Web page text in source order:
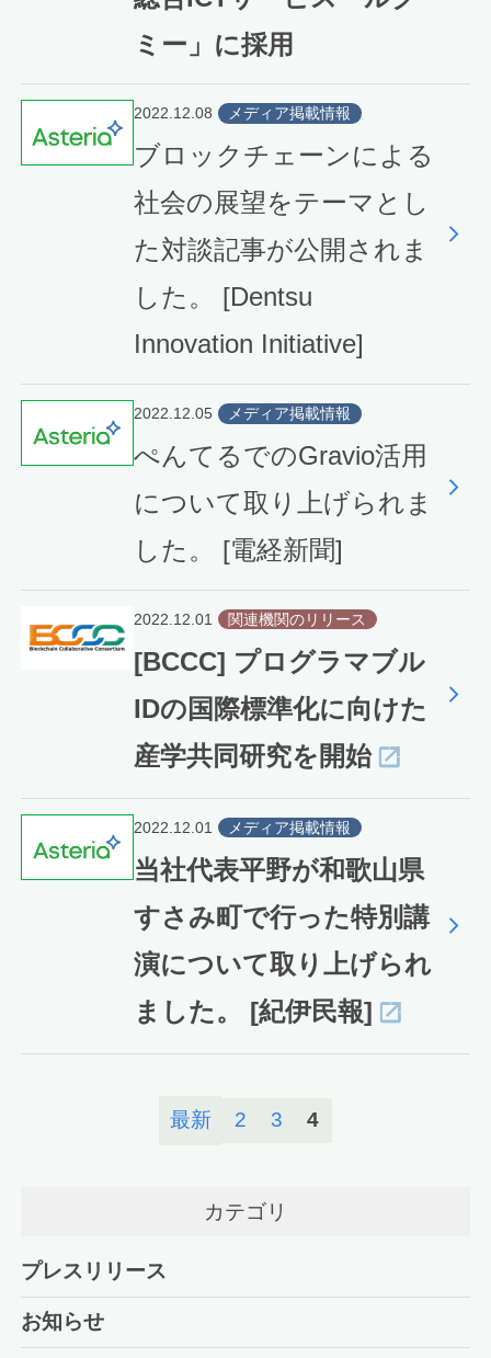
ミー」に採用
2022.12.08 メディア掲載情報
ブロックチェーンによる
社会の展望をテーマとし
た対談記事が公開されま
した。 [Dentsu
Innovation Initiative]
2022.12.05 メディア掲載情報
ぺんてるでのGravio活用
について取り上げられま
した。 [電経新聞]
2022.12.01 関連機関のリリース
[BCCC] プログラマブル
IDの国際標準化に向けた
産学共同研究を開始
2022.12.01 メディア掲載情報
当社代表平野が和歌山県
すさみ町で行った特別講
演について取り上げられ
ました。 [紀伊民報]
最新 2 3 4
カテゴリ
プレスリリース
お知らせ